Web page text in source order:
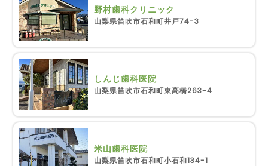
野村歯科クリニック
山梨県笛吹市石和町井戸74-3
しんじ歯科医院
山梨県笛吹市石和町東高橋263-4
米山歯科医院
山梨県笛吹市石和町小石和134-1